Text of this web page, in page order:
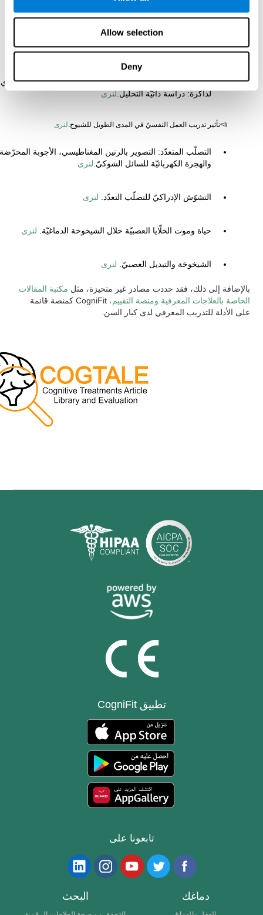
Allow selection
Deny
السنّ والطلب البصريّ: إتّساع مجال العين المفيد.
تدريب الأشخاص الكبيرين بعناصر المهارة للتوجّه المكانيّ
والاستدلال الاستقرائيّ.لنرى
تحسّن أداء الذاكرة للأشخاص الكبيرية من خلال التدريب المقوّي
لذاكرة: دراسة ذاتيّة التحليل.لنرى
li>تأثير تدريب العمل النفسيّ في المدى الطويل للشيوخ. لنرى
التصلّب المتعدّد: التصوير بالرنين المغناطيسي، الأجوبة المحرّضة
والهجرة الكهربائيّة للسائل الشوكيّ. لنرى
التشوّش الإدراكيّ للتصلّب التعدّد. لنرى
حياة وموت الخلّايا العصبيّة خلال الشيخوخة الدماغيّة. لنرى
الشيخوخة والتبديل العصبيّ. لنرى
بالإضافة إلى ذلك، فقد حددت مصادر غير متحيزة، مثل مكتبة المقالات
الخاصة بالعلاجات المعرفية ومنصة التقييم،
CogniFit كمنصة قائمة
على الأدلة للتدريب المعرفي لدى كبار السن.
تطبيق CogniFit
تابعونا على
دماغك البحث